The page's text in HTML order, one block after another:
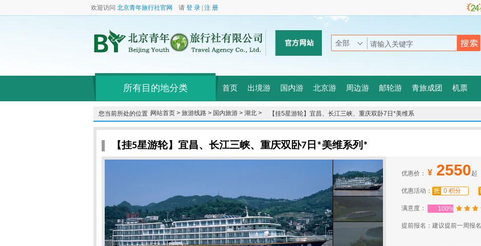
欢迎访问 北京青年旅行社官网 请 登 录 注 册
所有目的地分类 首页 出境游 国内游 北京游 周边游 邮轮游 青旅成团 机票
您当前所处的位置：网站首页 > 旅游线路 > 国内旅游 > 湖北 >
【挂5星游轮】宜昌、长江三峡、重庆双卧7日*美维系
列*
【挂5星游轮】宜昌、长江三峡、重庆双卧7日*美维系列*
优惠价： ¥ 2550起
优惠活动： 0 积分
满意度： 100%
提前报名：建议提前一周报名